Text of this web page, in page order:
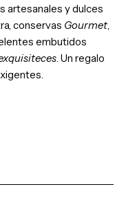
artesanales y dulces
conservas Gourmet,
embutidos
. Un regalo